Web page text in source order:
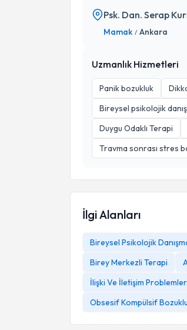
Psk. Dan. Serap
Mamak / Ankara
Uzmanlık Hizmetleri
Panik bozukluk
Bireysel psikolojik
Duygu Odaklı Terapi
Travma sonrası stres
İlgi Alanları
Bireysel Psikolojik
Birey Merkezli Terapi
İlişki Ve İletişim
Obsesif Kompülsif